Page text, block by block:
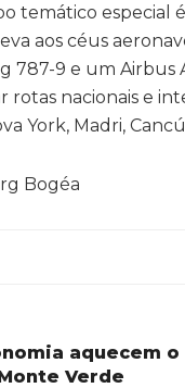
temático especial
aos céus
787-9 e um Airbus
rotas nacionais e
York, Madri,
Bogéa
aquecem o
Verde